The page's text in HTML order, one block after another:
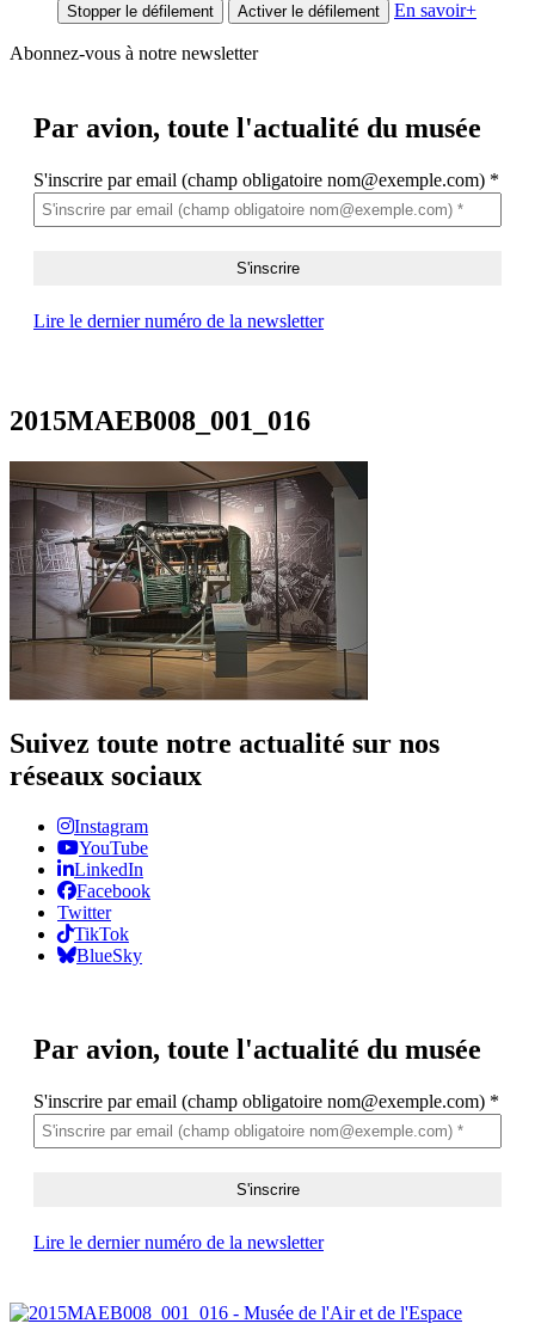
Stopper le défilement Activer le défilement En savoir+
Abonnez-vous à notre newsletter
Par avion, toute l'actualité du musée
S'inscrire par email (champ obligatoire nom@exemple.com) *
Lire le dernier numéro de la newsletter
2015MAEB008_001_016
Suivez toute notre actualité sur nos
réseaux sociaux
Instagram
YouTube
LinkedIn
Facebook
Twitter
TikTok
BlueSky
Par avion, toute l'actualité du musée
S'inscrire par email (champ obligatoire nom@exemple.com) *
Lire le dernier numéro de la newsletter